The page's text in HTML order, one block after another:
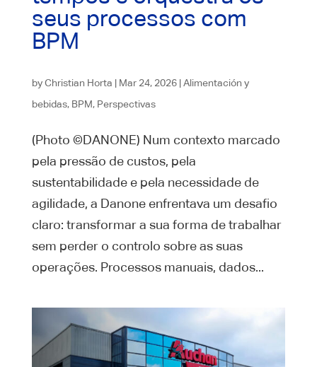
seus processos com
BPM
byChristian Horta | Mar 24, 2026|Alimentación y
bebidas, BPM, Perspectivas
(Photo ©DANONE) Num contexto marcado
pela pressão de custos, pela
sustentabilidade e pela necessidade de
agilidade, a Danone enfrentava um desafio
claro: transformar a sua forma de trabalhar
sem perder o controlo sobre as suas
operações. Processos manuais, dados...